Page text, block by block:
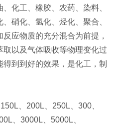
化工、橡胶、农药、染料、
硝化、氢化、烃化、聚合、
应物质的充分混合为前提，
以及气体吸收等物理变化过
到到好的效果，是化工，制
、200L、250L、300、
、3000L、5000L、